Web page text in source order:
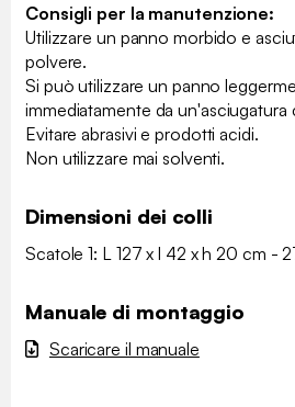
Consigli per la manutenzione:
Utilizzare un panno morbido e
polvere.
Si può utilizzare un panno
immediatamente da
Evitare abrasivi e prodotti acidi.
Non utilizzare mai solventi.
Dimensioni dei colli
Scatole 1: L 127 x l 42 x h 20 cm -
Manuale di montaggio
Scaricare il manuale